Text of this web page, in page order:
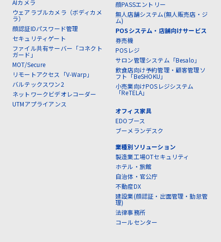
AIカメラ
ウェアラブルカメラ（ボディカメ
ラ）
顔認証IDパスワード管理
セキュリティゲート
ファイル共有サーバー「コネクト
ガード」
MOT/Secure
リモートアクセス「V-Warp」
バルテックスワン2
ネットワークビデオレコーダー
UTMアプライアンス
顔PASSエントリー
無人店舗システム(無人販売店・ジ
ム)
POSシステム・店舗向けサービス
券売機
POSレジ
サロン管理システム「Besalo」
飲食店向け予約管理・顧客管理ソ
フト「BeSHOKU」
小売業向けPOSレジシステム
「ReTELA」
オフィス家具
EDOブース
ブーメランデスク
業種別ソリューション
製造業工場OTセキュリティ
ホテル・旅館
自治体・官公庁
不動産DX
建設業(顔認証・出面管理・勤怠管
理)
法律事務所
コールセンター